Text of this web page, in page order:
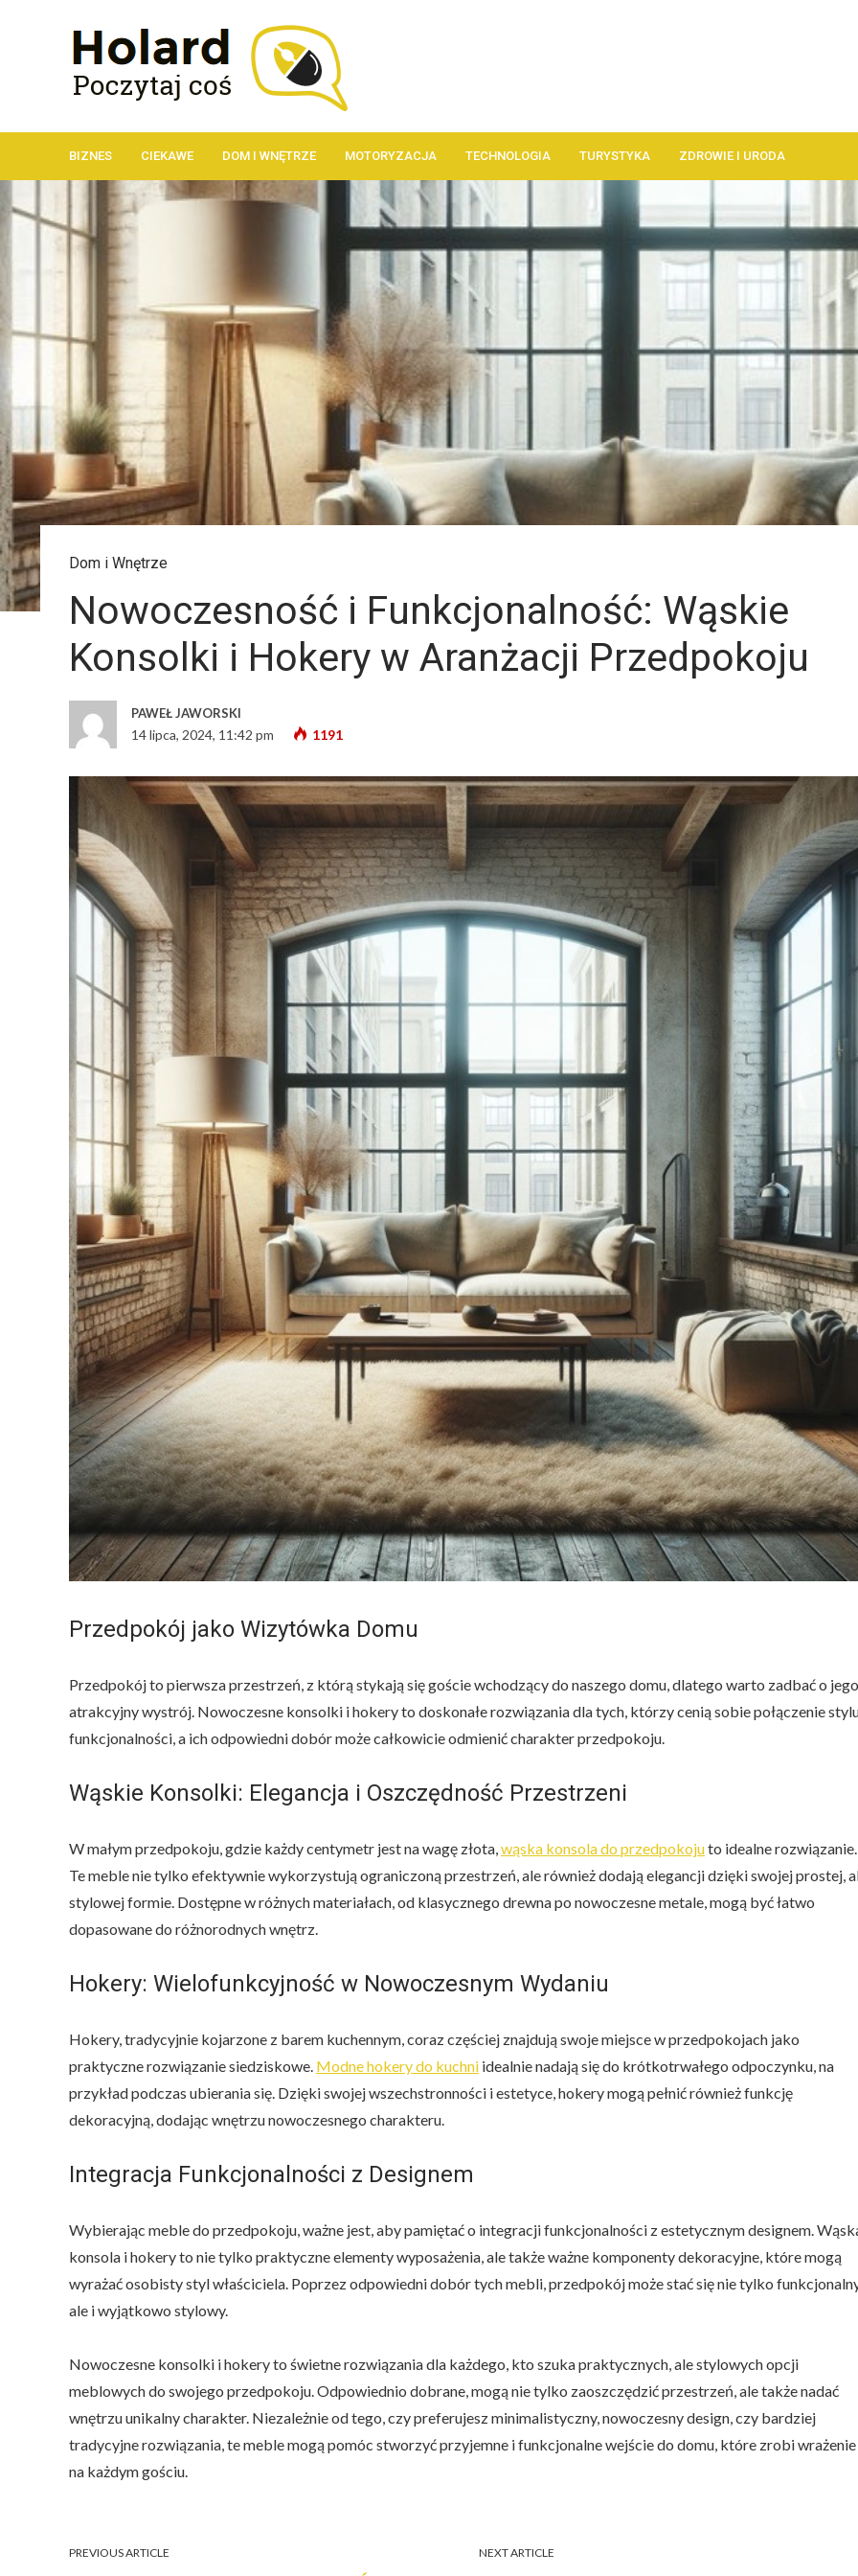
BIZNES CIEKAWE DOM I WNĘTRZE MOTORYZACJA TECHNOLOGIA TURYSTYKA ZDROWIE I URODA
Dom i Wnętrze
Nowoczesność i Funkcjonalność: Wąskie
Konsolki i Hokery w Aranżacji Przedpokoju
PAWEŁ JAWORSKI
14 lipca, 2024, 11:42 pm 1191
Przedpokój jako Wizytówka Domu
Przedpokój to pierwsza przestrzeń, z którą stykają się goście wchodzący do naszego domu, dlatego warto zadbać o jego
atrakcyjny wystrój. Nowoczesne konsolki i hokery to doskonałe rozwiązania dla tych, którzy cenią sobie połączenie
funkcjonalności, a ich odpowiedni dobór może całkowicie odmienić charakter przedpokoju.
Wąskie Konsolki: Elegancja i Oszczędność Przestrzeni
W małym przedpokoju, gdzie każdy centymetr jest na wagę złota,wąska konsola do przedpokojuto idealne rozwiązanie.
Te meble nie tylko efektywnie wykorzystują ograniczoną przestrzeń, ale również dodają elegancji dzięki swojej prostej,
stylowej formie. Dostępne w różnych materiałach, od klasycznego drewna po nowoczesne metale, mogą być łatwo
dopasowane do różnorodnych wnętrz.
Hokery: Wielofunkcyjność w Nowoczesnym Wydaniu
Hokery, tradycyjnie kojarzone z barem kuchennym, coraz częściej znajdują swoje miejsce w przedpokojach jako
praktyczne rozwiązanie siedziskowe. Modne hokery do kuchni idealnie nadają się do krótkotrwałego odpoczynku, na
przykład podczas ubierania się. Dzięki swojej wszechstronności i estetyce, hokery mogą pełnić również funkcję
dekoracyjną, dodając wnętrzu nowoczesnego charakteru.
Integracja Funkcjonalności z Designem
Wybierając meble do przedpokoju, ważne jest, aby pamiętać o integracji funkcjonalności z estetycznym designem.
konsola i hokery to nie tylko praktyczne elementy wyposażenia, ale także ważne komponenty dekoracyjne, które mogą
wyrażać osobisty styl właściciela. Poprzez odpowiedni dobór tych mebli, przedpokój może stać się nie tylko
ale i wyjątkowo stylowy.
Nowoczesne konsolki i hokery to świetne rozwiązania dla każdego, kto szuka praktycznych, ale stylowych opcji
meblowych do swojego przedpokoju. Odpowiednio dobrane, mogą nie tylko zaoszczędzić przestrzeń, ale także nadać
wnętrzu unikalny charakter. Niezależnie od tego, czy preferujesz minimalistyczny, nowoczesny design, czy bardziej
tradycyjne rozwiązania, te meble mogą pomóc stworzyć przyjemne i funkcjonalne wejście do domu, które zrobi wrażenie
na każdym gościu.
PREVIOUS ARTICLE NEXT ARTICLE